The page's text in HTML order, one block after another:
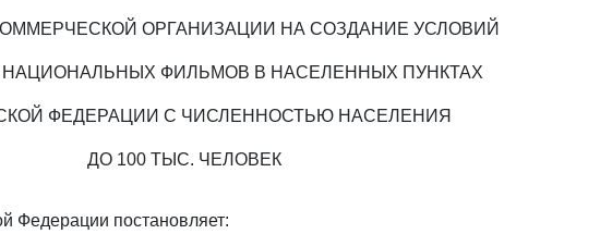
ОРГАНИЗАЦИИ НА СОЗДАНИЕ УСЛОВИЙ
НАЦИОНАЛЬНЫХ ФИЛЬМОВ В НАСЕЛЕННЫХ ПУНКТАХ
ФЕДЕРАЦИИ С ЧИСЛЕННОСТЬЮ НАСЕЛЕНИЯ
ДО 100 ТЫС. ЧЕЛОВЕК
Федерации постановляет: